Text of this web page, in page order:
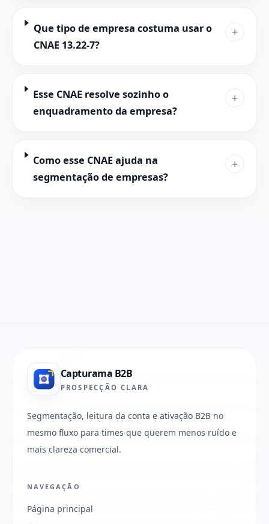
Que tipo de empresa costuma usar o
CNAE 13.22-7?
+
Esse CNAE resolve sozinho o
enquadramento da empresa?
+
Como esse CNAE ajuda na
segmentação de empresas?
+
Capturama B2B
PROSPECÇÃO CLARA
Segmentação, leitura da conta e ativação B2B no
mesmo fluxo para times que querem menos ruído e
mais clareza comercial.
NAVEGAÇÃO
Página principal